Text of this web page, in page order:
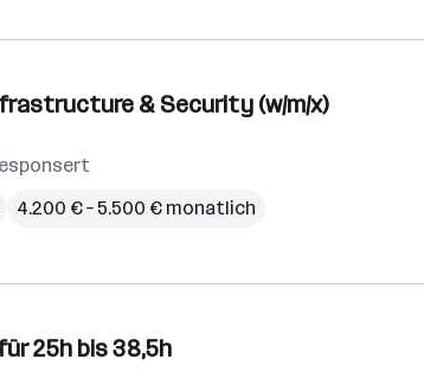
& Security (w/m/x)
4.200 € – 5.500 € monatlich
25h bis 38,5h